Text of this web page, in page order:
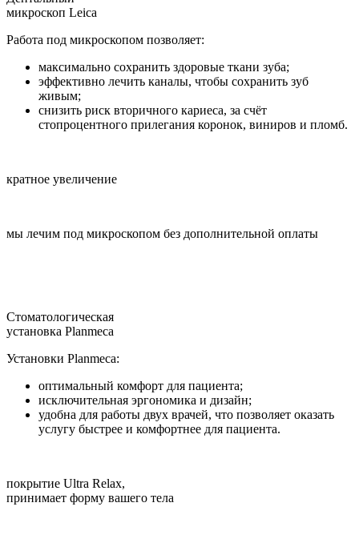
микроскоп Leica
Работа под микроскопом позволяет:
максимально сохранить здоровые ткани зуба;
эффективно лечить каналы, чтобы сохранить зуб
живым;
снизить риск вторичного кариеса, за счёт
стопроцентного прилегания коронок, виниров и пломб.
кратное увеличение
мы лечим под микроскопом без дополнительной оплаты
Стоматологическая
установка Planmeca
Установки Planmeca:
оптимальный комфорт для пациента;
исключительная эргономика и дизайн;
удобна для работы двух врачей, что позволяет оказать
услугу быстрее и комфортнее для пациента.
покрытие Ultra Relax,
принимает форму вашего тела